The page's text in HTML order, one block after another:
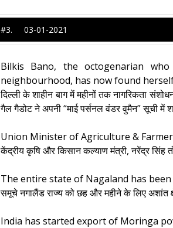
#3. 03-01-2021
Bilkis Bano, the octogenarian
neighbourhood, has now found
दिल्ली के शाहीन बाग में महीनों तक नागरिकता
गैल गैडोट ने अपनी “माई पर्सनल वंडर वुमैन” सूची में
Union Minister of Agriculture &
केंद्रीय कृषि और किसान कल्याण मंत्री, नरेंद्र सिंह
The entire state of Nagaland has
समूचे नगालैंड राज्‍य को छह और महीने के लिए अशांत
India has started export of Moringa